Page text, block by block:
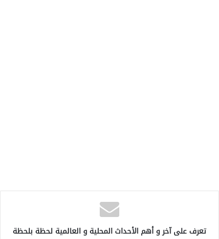
تعرف على آخر و أهم الأحداث المحلية و العالمية لحظة بلحظة